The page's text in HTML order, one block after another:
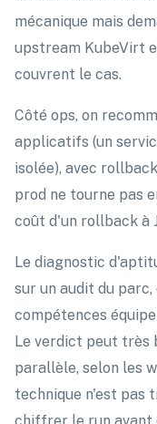
mécanique mais
upstream KubeVirt
couvrent le cas.
Côté ops, on
applicatifs (un
isolée), avec
prod ne tourne pas
coût d'un rollback à
Le diagnostic
sur un audit du
compétences
Le verdict peut très
parallèle, selon les
technique n'est pas